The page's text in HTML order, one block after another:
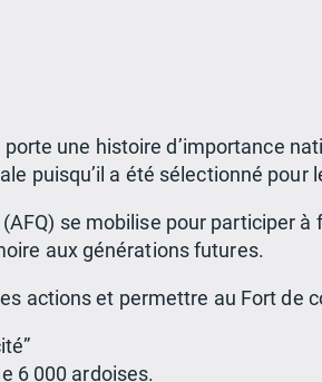
une histoire d’importance
puisqu’il a été sélectionné pour
se mobilise pour participer
aux générations futures.
actions et permettre au Fort de
6 000 ardoises.